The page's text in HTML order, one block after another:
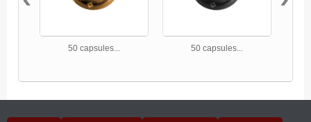
50 capsules... 50 capsules...